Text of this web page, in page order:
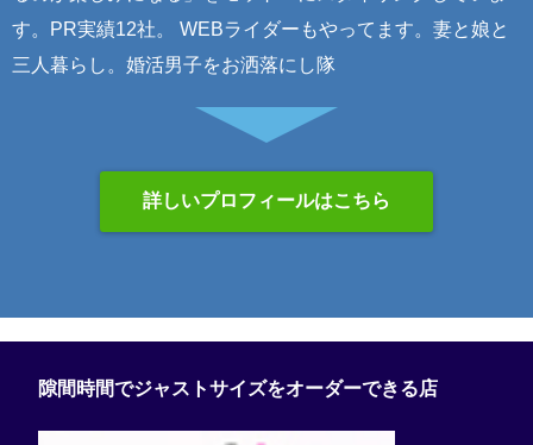
す。PR実績12社。 WEBライダーもやってます。妻と娘と
三人暮らし。婚活男子をお洒落にし隊
詳しいプロフィールはこちら
隙間時間でジャストサイズをオーダーできる店